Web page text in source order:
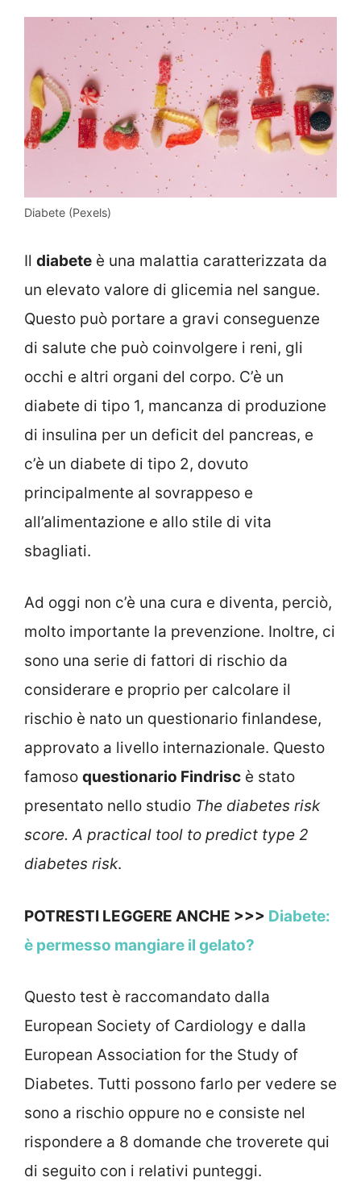
Diabete (Pexels)
Il diabete è una malattia caratterizzata da
un elevato valore di glicemia nel sangue.
Questo può portare a gravi conseguenze
di salute che può coinvolgere i reni, gli
occhi e altri organi del corpo. C’è un
diabete di tipo 1, mancanza di produzione
di insulina per un deficit del pancreas, e
c’è un diabete di tipo 2, dovuto
principalmente al sovrappeso e
all’alimentazione e allo stile di vita
sbagliati.
Ad oggi non c’è una cura e diventa, perciò,
molto importante la prevenzione. Inoltre, ci
sono una serie di fattori di rischio da
considerare e proprio per calcolare il
rischio è nato un questionario finlandese,
approvato a livello internazionale. Questo
famoso questionario Findrisc è stato
presentato nello studio The diabetes risk
score. A practical tool to predict type 2
diabetes risk.
POTRESTI LEGGERE ANCHE >>> Diabete:
è permesso mangiare il gelato?
Questo test è raccomandato dalla
European Society of Cardiology e dalla
European Association for the Study of
Diabetes. Tutti possono farlo per vedere se
sono a rischio oppure no e consiste nel
rispondere a 8 domande che troverete qui
di seguito con i relativi punteggi.